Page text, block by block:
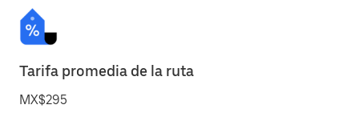
Tarifa promedia de la ruta
MX$295